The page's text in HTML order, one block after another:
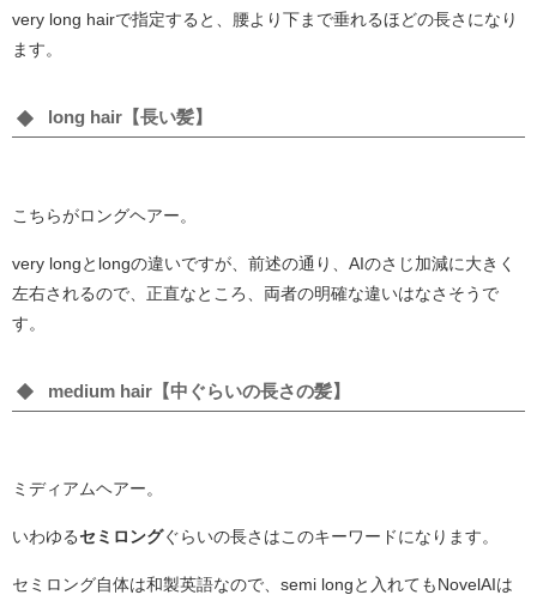
very long hairで指定すると、腰より下まで垂れるほどの長さになり
ます。
long hair【長い髪】
こちらがロングヘアー。
very longとlongの違いですが、前述の通り、AIのさじ加減に大きく
左右されるので、正直なところ、両者の明確な違いはなさそうで
す。
medium hair【中ぐらいの長さの髪】
ミディアムヘアー。
いわゆるセミロングぐらいの長さはこのキーワードになります。
セミロング自体は和製英語なので、semi longと入れてもNovelAIは